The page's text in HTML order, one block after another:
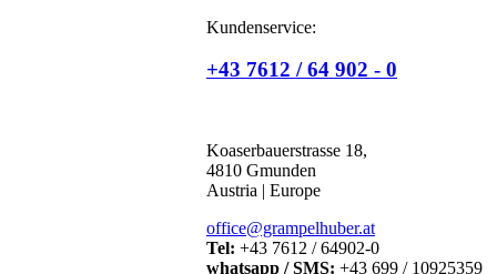
Kundenservice:
+43 7612 / 64 902 - 0
Koaserbauerstrasse 18,
4810 Gmunden
Austria | Europe
office@grampelhuber.at
Tel: +43 7612 / 64902-0
whatsapp / SMS: +43 699 / 10925359